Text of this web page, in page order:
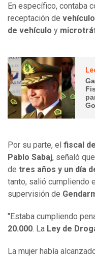
En específico, contaba
receptación de
de vehículo y
Por su parte, el fiscal
Pablo Sabaj, señaló
de tres años y un día
tanto, salió cumpliendo
supervisión de
"Estaba cumpliendo
20.000. La Ley de
La mujer había